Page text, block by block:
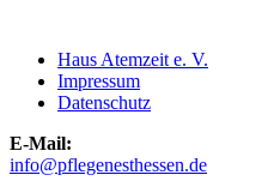
Haus Atemzeit e. V.
Impressum
Datenschutz
E-Mail:
info@pflegenesthessen.de